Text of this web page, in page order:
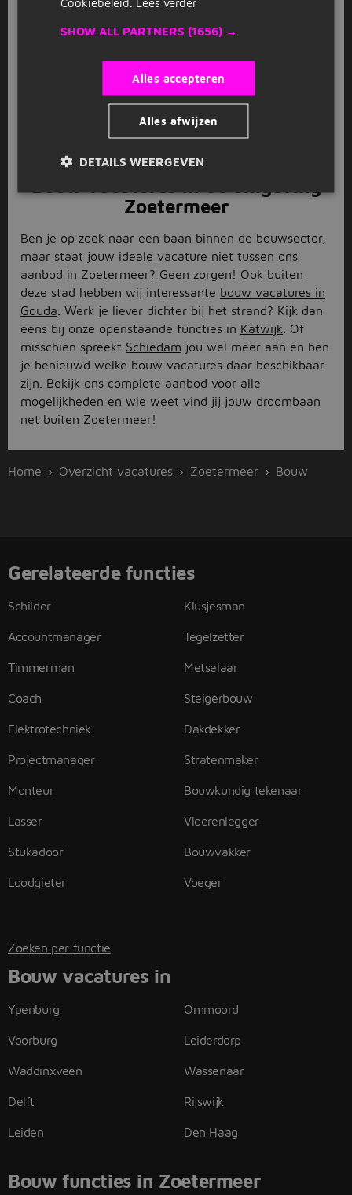
via Jobbird. Klik op de solliciteerknop en je wordt
vervolgens jouw gegevens in, voeg een recent cv toe
en upload een sterke motivatiebrief. Druk daarna op
verzenden en jouw sollicitatie is verstuurd! De
werkgever neemt dan zo snel mogelijk contact met je
op om het proces te bespreken.
Zoetermeer
Ben je op zoek naar een baan binnen de bouwsector,
maar staat jouw ideale vacature niet tussen ons
aanbod in Zoetermeer? Geen zorgen! Ook buiten
deze stad hebben wij interessante bouw vacatures in
Gouda . Werk je liever dichter bij het strand? Kijk dan
eens bij onze openstaande functies in Katwijk . Of
misschien spreekt Schiedam jou wel meer aan en ben
je benieuwd welke bouw vacatures daar beschikbaar
zijn. Bekijk ons complete aanbod voor alle
mogelijkheden en wie weet vind jij jouw droombaan
net buiten Zoetermeer!
Home Overzicht vacatures Zoetermeer Bouw
Gerelateerde functies
Schilder
Accountmanager
Timmerman
Coach
Elektrotechniek
Projectmanager
Monteur
Lasser
Stukadoor
Loodgieter
Klusjesman
Tegelzetter
Metselaar
Steigerbouw
Dakdekker
Stratenmaker
Bouwkundig tekenaar
Vloerenlegger
Bouwvakker
Voeger
Zoeken per functie
Bouw vacatures in
Ypenburg
Voorburg
Waddinxveen
Delft
Leiden
Ommoord
Leiderdorp
Wassenaar
Rijswijk
Den Haag
Bouw functies in Zoetermeer
SHOW ALL PARTNERS (1656) →
Alles accepteren
Alles afwijzen
DETAILS WEERGEVEN